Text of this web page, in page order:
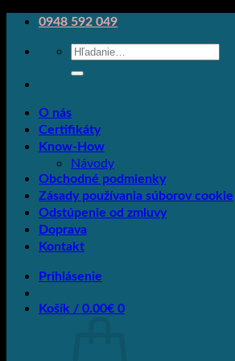
Skip
content
0948 592 049
Hľadať:
O nás
Certifikáty
Know-How
Návody
Obchodné podmienky
Zásady používania súborov cookie
Odstúpenie od zmluvy
Doprava
Kontakt
Prihlásenie
Košík / 0.00€ 0